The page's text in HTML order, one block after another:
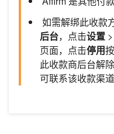
如需解绑此收款
后台，点击设置 >
页面，点击停用
此收款商后台解
可联系该收款渠